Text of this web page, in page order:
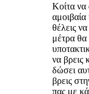
Κοίτα να
θέλεις
μέτρα θα
να βρεις
δώσει
βρεις
πας με